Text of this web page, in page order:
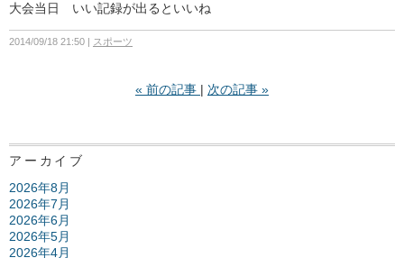
大会当日 いい記録が出るといいね
2014/09/18 21:50 スポーツ
« 前の記事 次の記事 »
アーカイブ
2026年8月
2026年7月
2026年6月
2026年5月
2026年4月